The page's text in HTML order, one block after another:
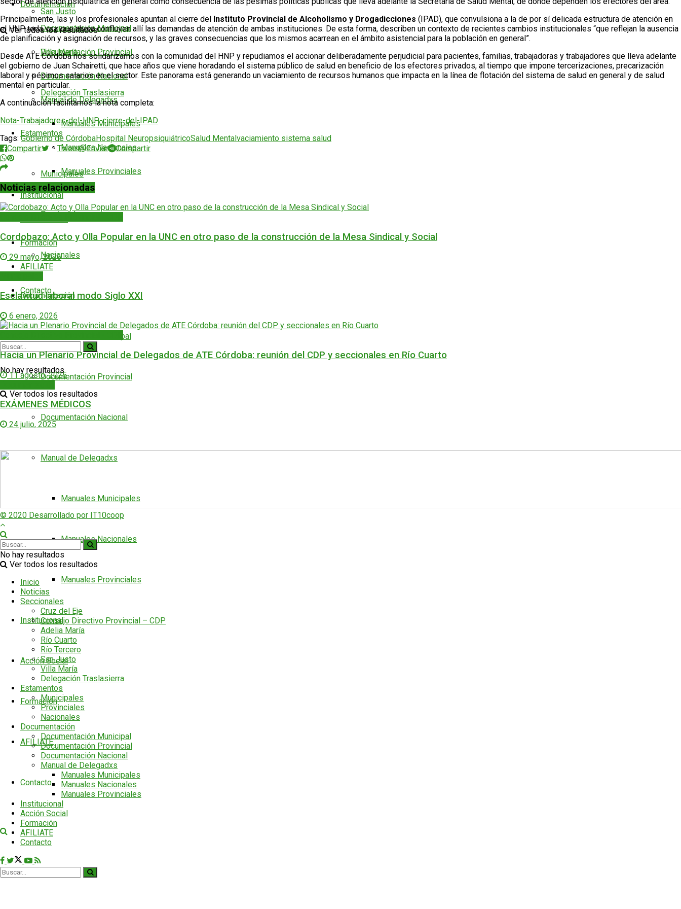
Documentación
Documentación Municipal
Documentación Provincial
Documentación Nacional
Manual de Delegadxs
Manuales Municipales
Manuales Nacionales
Manuales Provinciales
Institucional
Formación
AFILIATE
Contacto
No hay resultados
Ver todos los resultados
San Justo
Villa María
Delegación Traslasierra
Estamentos
Municipales
Provinciales
Nacionales
Documentación
Documentación Municipal
Documentación Provincial
Documentación Nacional
Manual de Delegadxs
Manuales Municipales
Manuales Nacionales
Manuales Provinciales
Institucional
Acción Social
Formación
AFILIATE
Contacto
Ver todos los resultados
Principalmente, las y los profesionales apuntan al cierre del Instituto Provincial de Alcoholismo y Drogadicciones (IPAD), que convulsiona a la de por sí delicada estructura de atención en
el HNP toda vez que ahora confluyen allí las demandas de atención de ambas instituciones. De esta forma, describen un contexto de recientes cambios institucionales “que reflejan la ausencia
de planificación y asignación de recursos, y las graves consecuencias que los mismos acarrean en el ámbito asistencial para la población en general”.
Desde ATE Córdoba nos solidarizamos con la comunidad del HNP y repudiamos el accionar deliberadamente perjudicial para pacientes, familias, trabajadoras y trabajadores que lleva adelante
el gobierno de Juan Schairetti, que hace años que viene horadando el sistema público de salud en beneficio de los efectores privados, al tiempo que impone tercerizaciones, precarización
laboral y pésimos salarios en el sector. Este panorama está generando un vaciamiento de recursos humanos que impacta en la línea de flotación del sistema de salud en general y de salud
mental en particular.
A continuación facilitamos la nota completa:
Nota-Trabajadores-del-HNP-cierre-del-IPAD
Tags: Gobierno de CórdobaHospital NeuropsiquiátricoSalud Mentalvaciamiento sistema salud
Compartir
Tweet Enviar Compartir
Noticias relacionadas
Cordobazo: Acto y Olla Popular en la UNC en otro paso de la construcción de la Mesa Sindical y Social
29 mayo, 2026
Esclavitud laboral modo Siglo XXI
6 enero, 2026
Hacia un Plenario Provincial de Delegados de ATE Córdoba: reunión del CDP y seccionales en Río Cuarto
11 agosto, 2025
EXÁMENES MÉDICOS
24 julio, 2025
© 2020 Desarrollado por IT10coop
No hay resultados
Ver todos los resultados
Inicio
Noticias
Seccionales
Cruz del Eje
Consejo Directivo Provincial – CDP
Adelia María
Río Cuarto
Río Tercero
San Justo
Villa María
Delegación Traslasierra
Estamentos
Municipales
Provinciales
Nacionales
Documentación
Documentación Municipal
Documentación Provincial
Documentación Nacional
Manual de Delegadxs
Manuales Municipales
Manuales Nacionales
Manuales Provinciales
Institucional
Acción Social
Formación
AFILIATE
Contacto